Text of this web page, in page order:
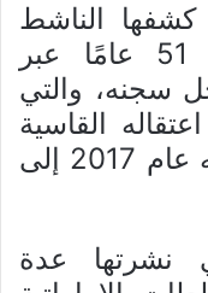
كشفها الناشط
الحقوقي “أحمد منصور” 51 عامًا عبر
سجنه، والتي
القاسية
التي يعاني منها منذ اعتقاله عام 2017 إلى
نشرتها عدة